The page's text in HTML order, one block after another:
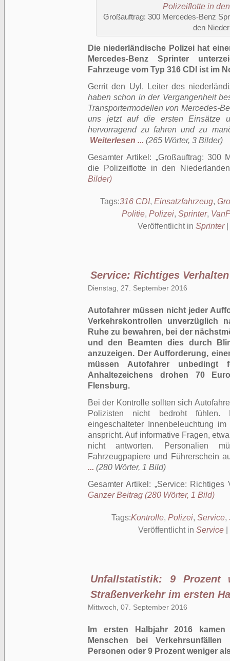
Großauftrag: 300 Mercedes-Benz
den
Die niederländische Polizei hat
Mercedes-Benz Sprinter
Fahrzeuge vom Typ 316 CDI ist im
Gerrit den Uyl, Leiter des
haben schon in der Vergangenheit
Transportermodellen von Mercedes-
uns jetzt auf die ersten Einsätze
hervorragend zu fahren und zu
Weiterlesen ... (265 Wörter, 3 Bilder)
Gesamter Artikel:
Großauftrag: 300
die Polizeiflotte in den Niederlanden
Bilder)
Tags:316 CDI, Einsatzfahrzeug,
Politie, Polizei, Sprinter,
Veröffentlicht in Sprinter|
Service: Richtiges
Dienstag, 27. September 2016
Autofahrer müssen nicht jeder
Verkehrskontrollen unverzüglich
Ruhe zu bewahren, bei der
und den Beamten dies durch
anzuzeigen. Der Aufforderung,
müssen Autofahrer unbedingt
Anhaltezeichens drohen 70
Flensburg.
Bei der Kontrolle sollten sich
Polizisten nicht bedroht
eingeschalteter Innenbeleuchtung
anspricht. Auf informative Fragen,
nicht antworten. Personalien
Fahrzeugpapiere und Führerschein
... (280 Wörter, 1 Bild)
Gesamter Artikel:
Service: Richtiges
Ganzer Beitrag (280 Wörter, 1 Bild)
Tags:Kontrolle, Polizei, Service,
Veröffentlicht in Service|
Unfallstatistik: 9 Prozent
Straßenverkehr im ersten
Mittwoch, 07. September 2016
Im ersten Halbjahr 2016
Menschen bei
Personen oder 9 Prozent weniger